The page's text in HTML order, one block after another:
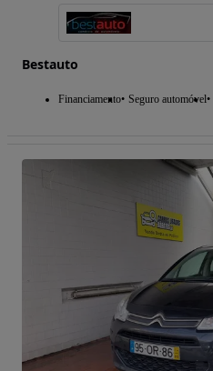
Bestauto
Financiamento Seguro automóvel